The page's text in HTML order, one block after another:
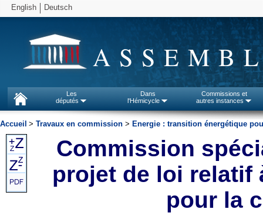
English Deutsch
Les
députés
Dans
l'Hémicycle
Commissions et
autres instances
Accueil > Travaux en commission > Energie : transition énergétique
Commission
projet de loi relatif
pour la